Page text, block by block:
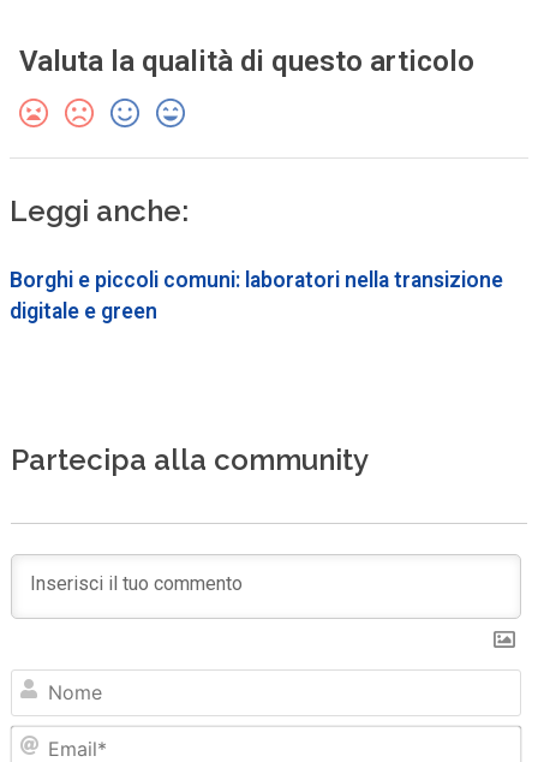
Valuta la qualità di questo articolo
Leggi anche:
Borghi e piccoli comuni: laboratori nella transizione
digitale e green
Partecipa alla community